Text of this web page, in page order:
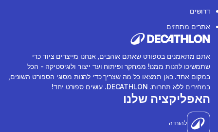
דרושים
אתרים מתחזים
אתם מתאמנים בספורט שאתם אוהבים, אנחנו מייצרים ציוד כדי
שתמשיכו להנות ממנו! ממחקר ופיתוח ועד ייצור ולוגיסטיקה - הכל
במקום אחד. כאן תמצאו כל מה שצריך כדי להנות מסוגי הספורט השונים,
במחירים ללא תחרות. DECATHLON. עושים ספורט יחד!
האפליקציה שלנו
להורדה